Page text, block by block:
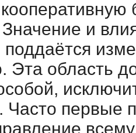
и
поддаётся
Эта область
Часто первые